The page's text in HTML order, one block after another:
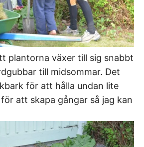
plantorna växer till sig snabbt
till midsommar. Det
för att hålla undan lite
att skapa gångar så jag kan